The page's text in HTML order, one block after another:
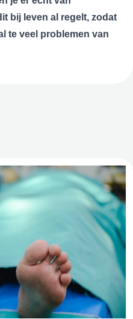
bij leven al regelt, zodat
te veel problemen van